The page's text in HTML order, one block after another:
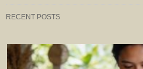
RECENT POSTS